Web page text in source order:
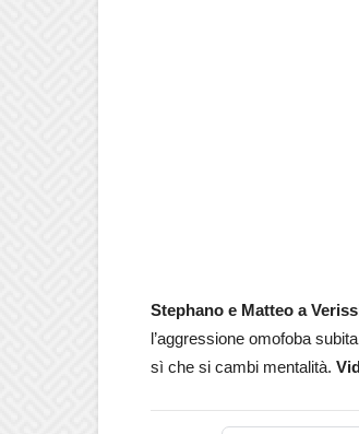
Stephano e Matteo a
l’aggressione omofoba
sì che si cambi mentalità.